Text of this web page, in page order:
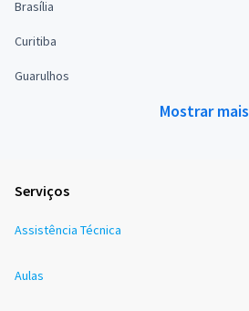
Brasília
Curitiba
Guarulhos
Mostrar mais
Serviços
Assistência Técnica
Aulas